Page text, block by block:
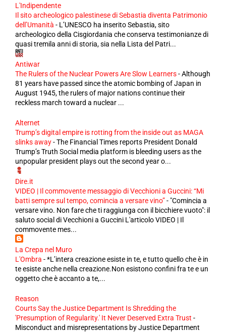
L'Indipendente
Il sito archeologico palestinese di Sebastia diventa Patrimonio
dell’Umanità - L’UNESCO ha inserito Sebastia, sito
archeologico della Cisgiordania che conserva testimonianze di
quasi tremila anni di storia, sia nella Lista del Patri...
Antiwar
The Rulers of the Nuclear Powers Are Slow Learners-Although
81 years have passed since the atomic bombing of Japan in
August 1945, the rulers of major nations continue their
reckless march toward a nuclear ...
Alternet
Trump’s digital empire is rotting from the inside out as MAGA
slinks away-The Financial Times reports President Donald
Trump’s Truth Social media platform is bleeding users as the
unpopular president plays out the second year o...
Dire.it
VIDEO | Il commovente messaggio di Vecchioni a Guccini: “Mi
batti sempre sul tempo, comincia a versare vino”- "Comincia a
versare vino. Non fare che ti raggiunga con il bicchiere vuoto": il
saluto social di Vecchioni a Guccini L'articolo VIDEO | Il
commovente mes...
La Crepa nel Muro
L'Ombra -*L’intera creazione esiste in te, e tutto quello che è in
te esiste anche nella creazione.Non esistono confini fra te e un
oggetto che è accanto a te,...
Reason
Courts Say the Justice Department Is Shredding the
'Presumption of Regularity.' It Never Deserved Extra Trust -
Misconduct and misrepresentations by Justice Department